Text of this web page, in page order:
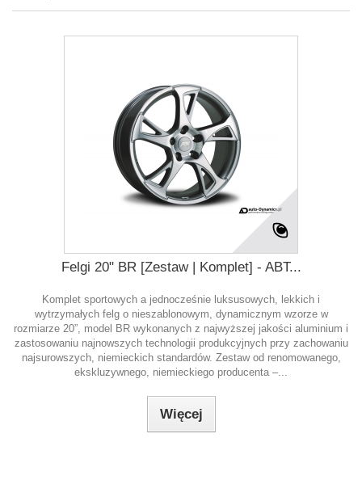
Felgi 20" BR [Zestaw | Komplet] - ABT...
Komplet sportowych a jednocześnie luksusowych, lekkich i
wytrzymałych felg o nieszablonowym, dynamicznym wzorze w
rozmiarze 20”, model BR wykonanych z najwyższej jakości aluminium i
zastosowaniu najnowszych technologii produkcyjnych przy zachowaniu
najsurowszych, niemieckich standardów. Zestaw od renomowanego,
ekskluzywnego, niemieckiego producenta –...
Więcej